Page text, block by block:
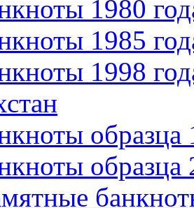
1980
1985
1998
образца